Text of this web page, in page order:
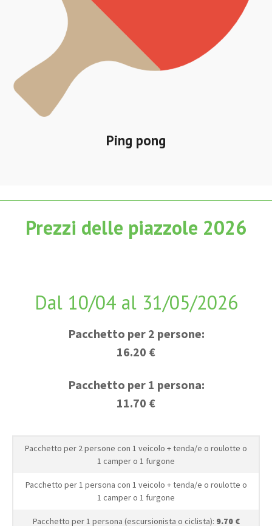
Ping pong
Prezzi delle piazzole 2026
Dal 10/04 al 31/05/2026
Pacchetto per 2 persone:
16.20 €
Pacchetto per 1 persona:
11.70 €
Pacchetto per 2 persone con 1 veicolo + tenda/e o roulotte o
1 camper o 1 furgone
Pacchetto per 1 persona con 1 veicolo + tenda/e o roulotte o
1 camper o 1 furgone
Pacchetto per 1 persona (escursionista o ciclista): 9.70 €